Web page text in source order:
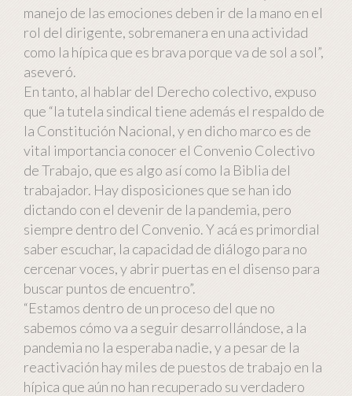
manejo de las emociones deben ir de la mano en el
rol del dirigente, sobremanera en una actividad
como la hípica que es brava porque va de sol a sol”,
aseveró.
En tanto, al hablar del Derecho colectivo, expuso
que “la tutela sindical tiene además el respaldo de
la Constitución Nacional, y en dicho marco es de
vital importancia conocer el Convenio Colectivo
de Trabajo, que es algo así como la Biblia del
trabajador. Hay disposiciones que se han ido
dictando con el devenir de la pandemia, pero
siempre dentro del Convenio. Y acá es primordial
saber escuchar, la capacidad de diálogo para no
cercenar voces, y abrir puertas en el disenso para
buscar puntos de encuentro”.
“Estamos dentro de un proceso del que no
sabemos cómo va a seguir desarrollándose, a la
pandemia no la esperaba nadie, y a pesar de la
reactivación hay miles de puestos de trabajo en la
hípica que aún no han recuperado su verdadero